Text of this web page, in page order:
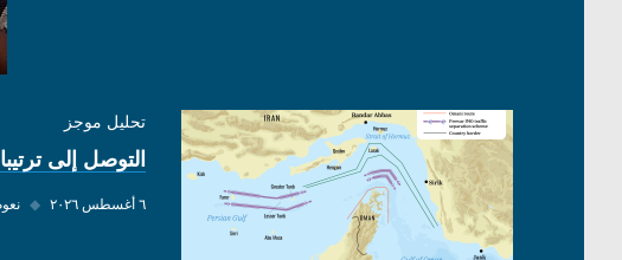
تحليل موجز
التوصل إلى
٦ أغسطس ٢٠٢٦ ◆